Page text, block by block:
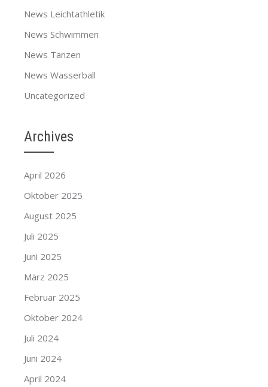
News Leichtathletik
News Schwimmen
News Tanzen
News Wasserball
Uncategorized
Archives
April 2026
Oktober 2025
August 2025
Juli 2025
Juni 2025
März 2025
Februar 2025
Oktober 2024
Juli 2024
Juni 2024
April 2024